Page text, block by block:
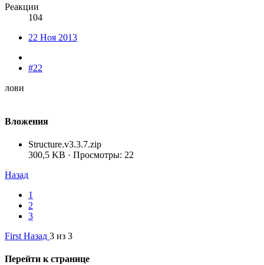
Реакции
104
22 Ноя 2013
#22
лови
Вложения
Structure.v3.3.7.zip
300,5 KB · Просмотры: 22
Назад
1
2
3
First Назад 3 из 3
Перейти к странице